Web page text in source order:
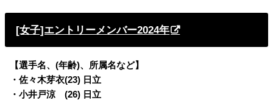
[女子]エントリーメンバー2024年
【選手名、(年齢)、所属名など】
・佐々木芽衣(23) 日立
・小井戸涼 (26) 日立